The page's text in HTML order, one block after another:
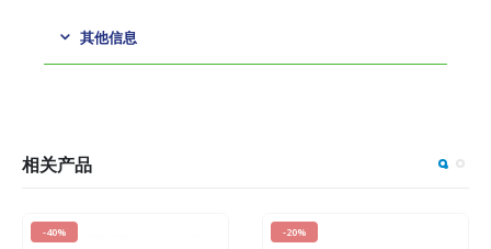
其他信息
相关产品
-40% -20%